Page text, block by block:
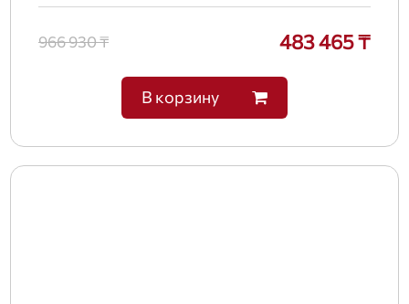
966 930 ₸ 483 465 ₸
В корзину